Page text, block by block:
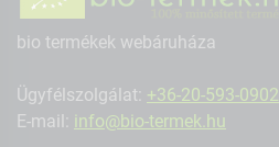
bio termékek webáruháza
Ügyfélszolgálat: +36-20-593-0902
E-mail: info@bio-termek.hu